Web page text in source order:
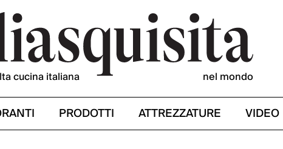
cucina italiana nel mondo
PRODOTTI ATTREZZATURE VIDEO